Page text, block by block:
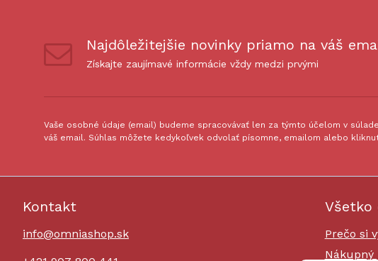
Najdôležitejšie novinky priamo na váš
Získajte zaujímavé informácie vždy medzi prvými
Vaše osobné údaje (email) budeme spracovávať len za týmto účelom v
váš email. Súhlas môžete kedykoľvek odvolať písomne, emailom alebo
Kontakt
info@omniashop.sk
Všetko
Prečo si
Nákupný